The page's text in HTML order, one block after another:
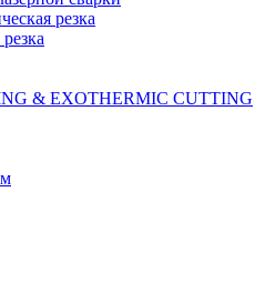
резка
& EXOTHERMIC CUTTING